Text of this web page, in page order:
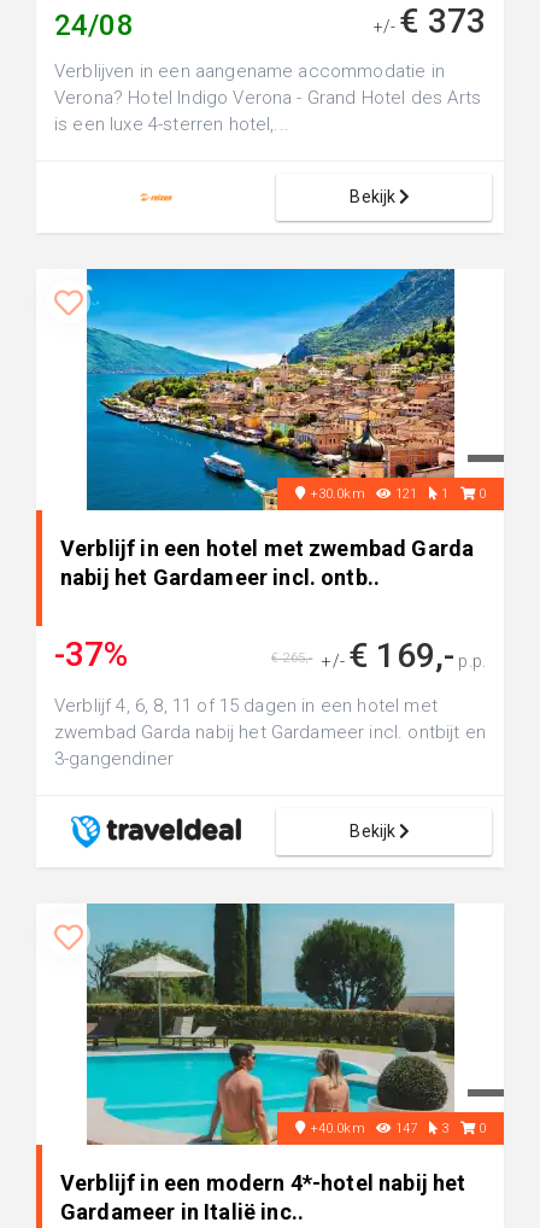
24/08 +/- € 373
Verblijven in een aangename accommodatie in
Verona? Hotel Indigo Verona - Grand Hotel des Arts
is een luxe 4-sterren hotel,...
Bekijk
+30.0km 121 1 0
Verblijf in een hotel met zwembad Garda
nabij het Gardameer incl. ontb..
-37% +/- € 169,- p.p.
€ 265,-
Verblijf 4, 6, 8, 11 of 15 dagen in een hotel met
zwembad Garda nabij het Gardameer incl. ontbijt en
3-gangendiner
Bekijk
+40.0km 147 3 0
Verblijf in een modern 4*-hotel nabij het
Gardameer in Italië inc..